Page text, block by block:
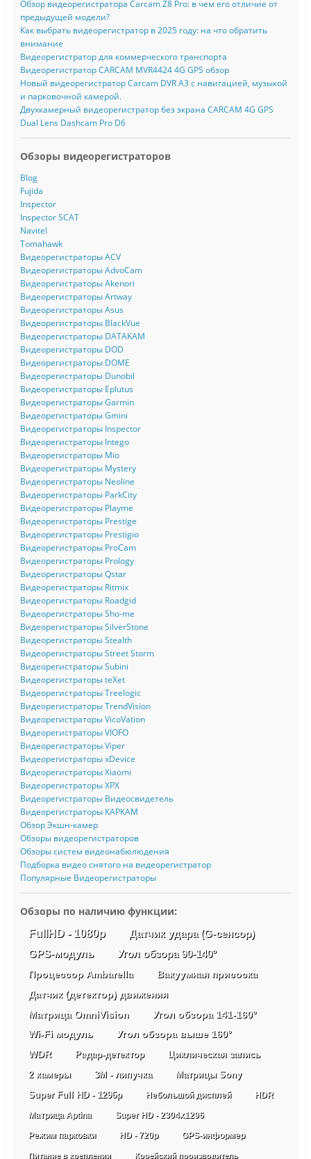
Обзор видеорегистратора Carcam Z8 Pro: в чем его отличие от
предыдущей модели?
Как выбрать видеорегистратор в 2025 году: на что обратить
внимание
Видеорегистратор для коммерческого транспорта
Видеорегистратор CARCAM MVR4424 4G GPS обзор
Новый видеорегистратор Carcam DVR A3 с навигацией, музыкой
и парковочной камерой.
Двухкамерный видеорегистратор без экрана CARCAM 4G GPS
Dual Lens Dashcam Pro D6
Обзоры видеорегистраторов
Blog
Fujida
Inspector
Inspector SCAT
Navitel
Tomahawk
Видеорегистраторы ACV
Видеорегистраторы AdvoCam
Видеорегистраторы Akenori
Видеорегистраторы Artway
Видеорегистраторы Asus
Видеорегистраторы BlackVue
Видеорегистраторы DATAKAM
Видеорегистраторы DOD
Видеорегистраторы DOME
Видеорегистраторы Dunobil
Видеорегистраторы Eplutus
Видеорегистраторы Garmin
Видеорегистраторы Gmini
Видеорегистраторы Inspector
Видеорегистраторы Intego
Видеорегистраторы Mio
Видеорегистраторы Mystery
Видеорегистраторы Neoline
Видеорегистраторы ParkCity
Видеорегистраторы Playme
Видеорегистраторы Prestige
Видеорегистраторы Prestigio
Видеорегистраторы ProCam
Видеорегистраторы Prology
Видеорегистраторы Qstar
Видеорегистраторы Ritmix
Видеорегистраторы Roadgid
Видеорегистраторы Sho-me
Видеорегистраторы SilverStone
Видеорегистраторы Stealth
Видеорегистраторы Street Storm
Видеорегистраторы Subini
Видеорегистраторы teXet
Видеорегистраторы Treelogic
Видеорегистраторы TrendVision
Видеорегистраторы VicoVation
Видеорегистраторы VIOFO
Видеорегистраторы Viper
Видеорегистраторы xDevice
Видеорегистраторы Xiaomi
Видеорегистраторы XPX
Видеорегистраторы Видеосвидетель
Видеорегистраторы КАРКАМ
Обзор Экшн-камер
Обзоры видеорегистраторов
Обзоры систем видеонабюлюдения
Подборка видео снятого на видеорегистратор
Популярные Видеорегистраторы
Обзоры по наличию функции:
FullHD - 1080p
Датчик удара (G-сенсор)
GPS-модуль
Угол обзора 90-140°
Процессор Ambarella
Вакуумная присоска
Датчик (детектор) движения
Матрица OmniVision
Угол обзора 141-160°
Wi-Fi модуль
Угол обзора выше 160°
WDR
Радар-детектор
Циклическая запись
2 камеры
3М - липучка Матрицы Sony
Super Full HD - 1296p Небольшой дисплей HDR
Матрица Aptina Super HD - 2304х1296
Режим парковки HD - 720p GPS-информер
Питание в креплении Корейский производитель